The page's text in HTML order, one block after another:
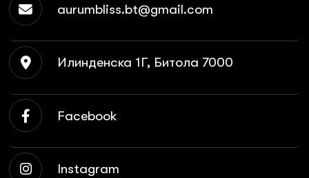
aurumbliss.bt@gmail.com
Илинденска 1Г, Битола 7000
Facebook
Instagram